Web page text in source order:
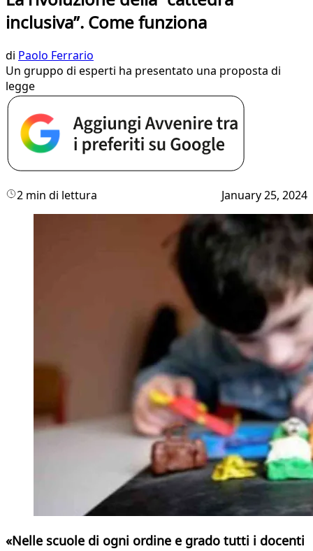
inclusiva”. Come funziona
di Paolo Ferrario
Un gruppo di esperti ha presentato una proposta di
legge
2 min di lettura January 25, 2024
«Nelle scuole di ogni ordine e grado tutti i docenti